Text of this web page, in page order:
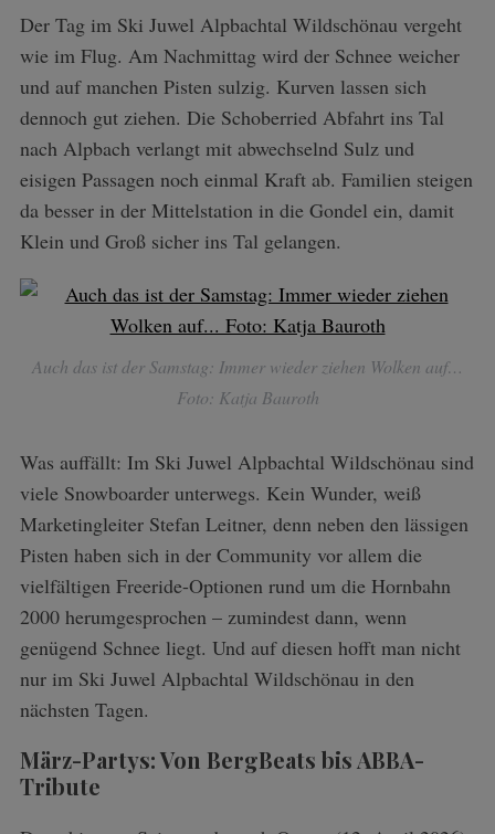
Der Tag im Ski Juwel Alpbachtal Wildschönau vergeht
wie im Flug. Am Nachmittag wird der Schnee weicher
und auf manchen Pisten sulzig. Kurven lassen sich
dennoch gut ziehen. Die Schoberried Abfahrt ins Tal
nach Alpbach verlangt mit abwechselnd Sulz und
eisigen Passagen noch einmal Kraft ab. Familien steigen
da besser in der Mittelstation in die Gondel ein, damit
Klein und Groß sicher ins Tal gelangen.
Auch das ist der Samstag: Immer wieder ziehen Wolken auf…
Foto: Katja Bauroth
Was auffällt: Im Ski Juwel Alpbachtal Wildschönau sind
viele Snowboarder unterwegs. Kein Wunder, weiß
Marketingleiter Stefan Leitner, denn neben den lässigen
Pisten haben sich in der Community vor allem die
vielfältigen Freeride-Optionen rund um die Hornbahn
2000 herumgesprochen – zumindest dann, wenn
genügend Schnee liegt. Und auf diesen hofft man nicht
nur im Ski Juwel Alpbachtal Wildschönau in den
nächsten Tagen.
März-Partys: Von BergBeats bis ABBA-
Tribute